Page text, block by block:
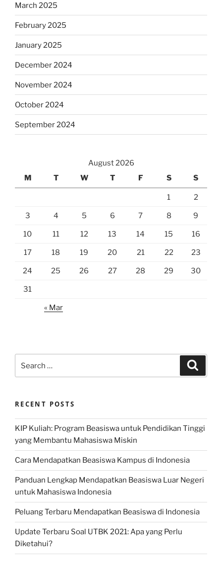
March 2025
February 2025
January 2025
December 2024
November 2024
October 2024
September 2024
August 2026
M
T W T F S S
1 2
3 4 5 6 7 8 9
10 11 12 13 14 15 16
17 18 19 20 21 22 23
24 25 26 27 28 29 30
31
« Mar
for:
RECENT POSTS
KIP Kuliah: Program Beasiswa untuk Pendidikan Tinggi
yang Membantu Mahasiswa Miskin
Cara Mendapatkan Beasiswa Kampus di Indonesia
Panduan Lengkap Mendapatkan Beasiswa Luar Negeri
untuk Mahasiswa Indonesia
Peluang Terbaru Mendapatkan Beasiswa di Indonesia
Update Terbaru Soal UTBK 2021: Apa yang Perlu
Diketahui?